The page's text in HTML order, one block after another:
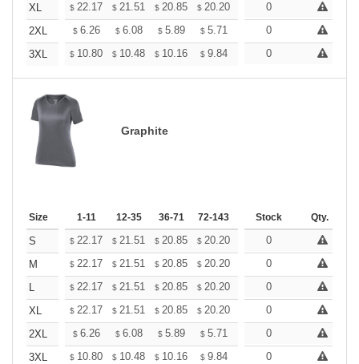
XL
$ 22.17 $ 21.51 $ 20.85 $ 20.20 19.54
0
2XL
$ 6.26 $ 6.08 $ 5.89 $ 5.71 5.52
0
3XL
$ 10.80 $ 10.48 $ 10.16 $ 9.84 9.52
0
Graphite
Size 1-11 12-35 36-71 72-143 144-287 288 + More
Stock Qty.
S $ 22.17 $ 21.51 $ 20.85 $ 20.20 19.54
0
M
$ 22.17 $ 21.51 $ 20.85 $ 20.20 19.54
0
L
$ 22.17 $ 21.51 $ 20.85 $ 20.20 19.54
0
XL
$ 22.17 $ 21.51 $ 20.85 $ 20.20 19.54
0
2XL
$ 6.26 $ 6.08 $ 5.89 $ 5.71 5.52
0
3XL
$ 10.80 $ 10.48 $ 10.16 $ 9.84 9.52
0